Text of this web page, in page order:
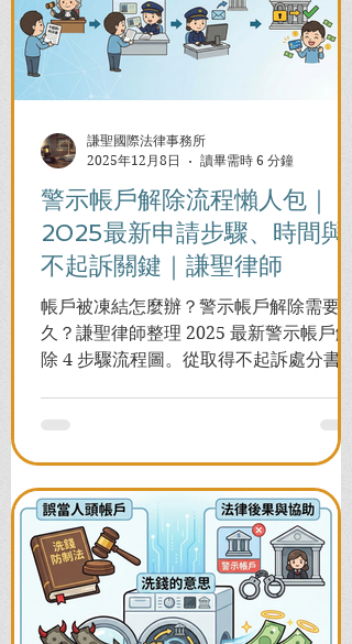
警示帳戶解除流程懶人包｜
2025最新申請步驟、時間與
不起訴關鍵｜謙聖律師
帳戶被凍結怎麼辦？警示帳戶解除需要多
久？謙聖律師整理 2025 最新警示帳戶解
除 4 步驟流程圖。從取得不起訴處分書到
謙聖國際法律事務所
2025年12月8日
讀畢需時 6 分鐘